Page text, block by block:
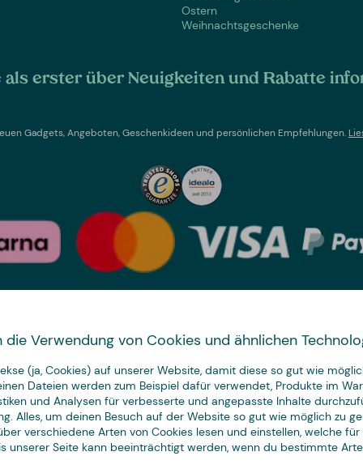
die Verwendung von Cookies und ähnlichen
(ja, Cookies) auf unserer Website, damit diese so gut wie
Dateien werden zum Beispiel dafür verwendet, Produkte im
und Analysen für verbesserte und angepasste Inhalte
Alles, um deinen Besuch auf der Website so gut wie möglich zu
verschiedene Arten von Cookies lesen und einstellen, welche
unserer Seite kann beeinträchtigt werden, wenn du bestimmte
Ostern
Weihnachtsgeschenke
als erster über Neuigkeiten und Rabatte
Gadgets, Angeboten, Geschenkideen und persönlichen Empfehlungen.
We have
just the thing.